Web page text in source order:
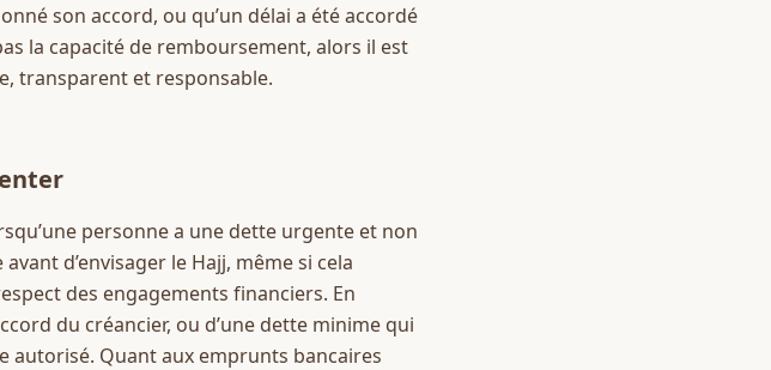
son accord, ou qu’un délai a été accordé
la capacité de remboursement, alors il est
transparent et responsable.
personne a une dette urgente et non
d’envisager le Hajj, même si cela
des engagements financiers. En
du créancier, ou d’une dette minime qui
autorisé. Quant aux emprunts bancaires